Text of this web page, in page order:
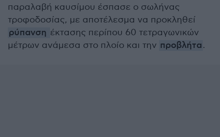
παραλαβή καυσίμου έσπασε ο σωλήνας
τροφοδοσίας, με αποτέλεσμα να προκληθεί
ρύπανση έκτασης περίπου 60 τετραγωνικών
μέτρων ανάμεσα στο πλοίο και την προβλήτα.